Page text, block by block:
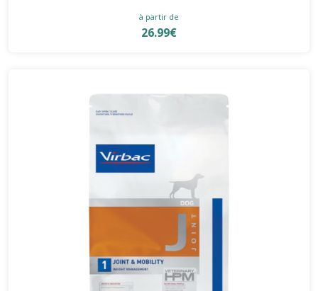
à partir de
26.99€